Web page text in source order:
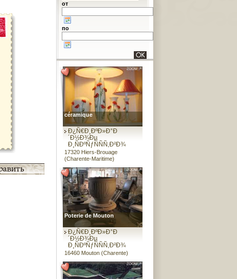
от
по
céramique
Ð¿Ñ€Ð¸ÐºÐ»Ð°Ð
´Ð½Ð¾Ðµ
Ð¸ÑÐºÑƒÑÑÑ‚Ð²Ð¾
17320 Hiers-Brouage
(Charente-Maritime)
Poterie de Mouton
Ð¿Ñ€Ð¸ÐºÐ»Ð°Ð
´Ð½Ð¾Ðµ
Ð¸ÑÐºÑƒÑÑÑ‚Ð²Ð¾
16460 Mouton (Charente)